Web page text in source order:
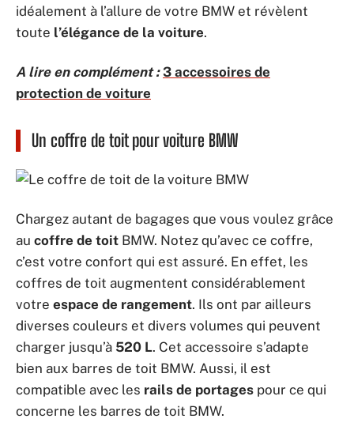
idéalement à l’allure de votre BMW et révèlent
toute l’élégance de la voiture.
A lire en complément : 3 accessoires de
protection de voiture
Un coffre de toit pour voiture BMW
Chargez autant de bagages que vous voulez grâce
au coffre de toit BMW. Notez qu’avec ce coffre,
c’est votre confort qui est assuré. En effet, les
coffres de toit augmentent considérablement
votre espace de rangement. Ils ont par ailleurs
diverses couleurs et divers volumes qui peuvent
charger jusqu’à 520 L. Cet accessoire s’adapte
bien aux barres de toit BMW. Aussi, il est
compatible avec les rails de portages pour ce qui
concerne les barres de toit BMW.